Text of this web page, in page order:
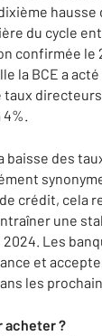
hausse
du cycle
confirmée le
la BCE a
taux
baisse des
crédit, cela
une
Les
et
les
acheter ?